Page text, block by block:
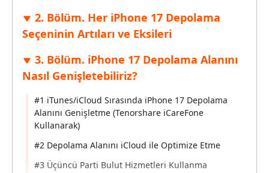
2. Bölüm. Her iPhone 17 Depolama
Seçeninin Artıları ve Eksileri
3. Bölüm. iPhone 17 Depolama Alanını
Nasıl Genişletebiliriz?
#1 iTunes/iCloud Sırasında iPhone 17 Depolama
Alanını Genişletme (Tenorshare iCareFone
Kullanarak)
#2 Depolama Alanını iCloud ile Optimize Etme
#3 Üçüncü Parti Bulut Hizmetleri Kullanma